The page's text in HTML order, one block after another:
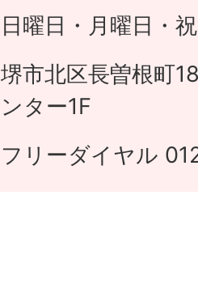
日曜日・月曜日・
堺市北区長曽根町
ンター1F
フリーダイヤル